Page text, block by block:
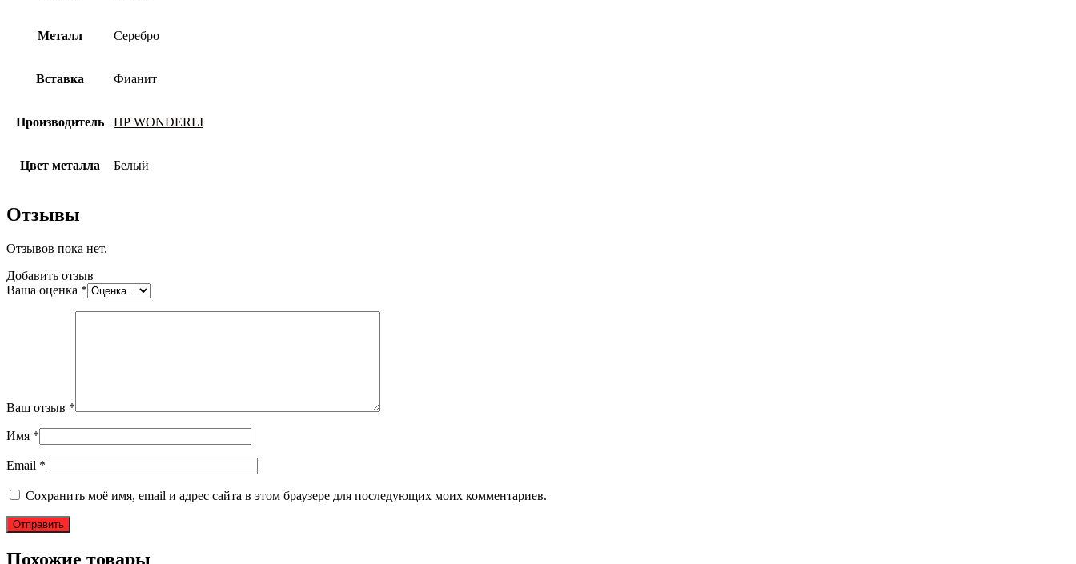
Металл Серебро
Вставка Фианит
Производитель ПР WONDERLI
Цвет металла Белый
Отзывы
Отзывов пока нет.
Добавить отзыв
Ваша оценка *
Ваш отзыв *
Имя *
Email *
Сохранить моё имя, email и адрес сайта в этом браузере для последующих моих комментариев.
Похожие товары